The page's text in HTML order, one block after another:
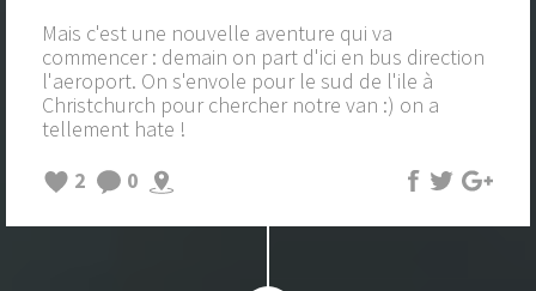
Mais c'est une nouvelle aventure qui va
commencer : demain on part d'ici en bus direction
l'aeroport. On s'envole pour le sud de l'ile à
Christchurch pour chercher notre van :) on a
tellement hate !
2
0